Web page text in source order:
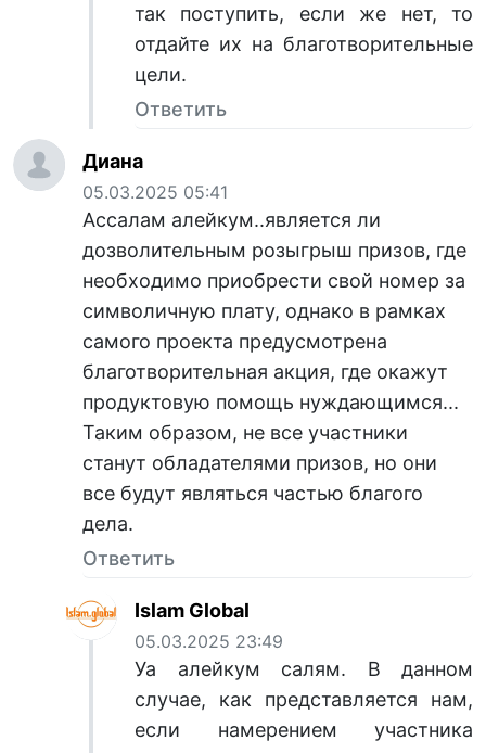
так поступить, если же нет, то
отдайте их на благотворительные
цели.
Ответить
Диана
05.03.2025 05:41
Ассалам алейкум..является ли
дозволительным розыгрыш призов, где
необходимо приобрести свой номер за
символичную плату, однако в рамках
самого проекта предусмотрена
благотворительная акция, где окажут
продуктовую помощь нуждающимся...
Таким образом, не все участники
станут обладателями призов, но они
все будут являться частью благого
дела.
Ответить
Islam Global
05.03.2025 23:49
Уа алейкум салям. В данном
случае, как представляется нам,
если намерением участника